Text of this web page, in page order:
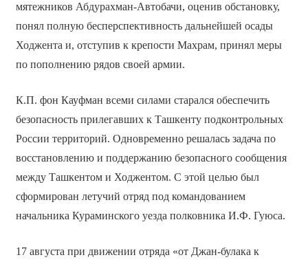
мятежников Абдурахман-Автобачи, оценив обстановку,
понял полную бесперспективность дальнейшей осады
Ходжента и, отступив к крепости Махрам, принял меры
по пополнению рядов своей армии.
К.П. фон Кауфман всеми силами старался обеспечить
безопасность прилегавших к Ташкенту подконтрольных
России территорий. Одновременно решалась задача по
восстановлению и поддержанию безопасного сообщения
между Ташкентом и Ходжентом. С этой целью был
сформирован летучий отряд под командованием
начальника Кураминского уезда полковника И.Ф. Гуюса.
17 августа при движении отряда «от Джан-булака к